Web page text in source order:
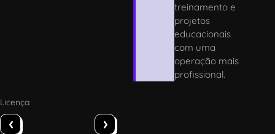
treinamento e
projetos
educacionais
com uma
operação mais
profissional.
Licença
‹ ›